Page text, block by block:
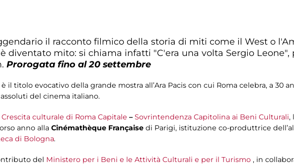
il racconto filmico della storia di miti come il West o
diventato mito: si chiama infatti "C'era una volta Sergio Leone",
Prorogata fino al 20 settembre
è il titolo evocativo della grande mostra all’Ara Pacis con cui Roma celebra, a 30
del cinema italiano.
Crescita culturale di Roma Capitale –Sovrintendenza Capitolina ai Beni Culturali,
anno alla Cinémathèque Française di Parigi, istituzione co-produttrice
di Bologna.
del Ministero per i Beni e le Attività Culturali e per il Turismo , in